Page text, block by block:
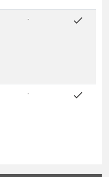
- done
- done